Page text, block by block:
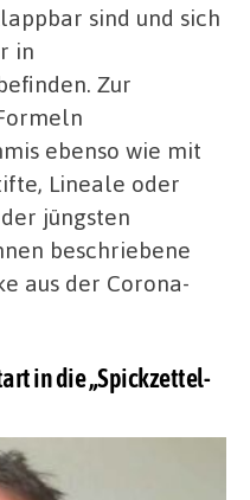
sind und sich
in
Zur
ebenso wie mit
Lineale oder
jüngsten
beschriebene
aus der Corona-
in die „Spickzettel-